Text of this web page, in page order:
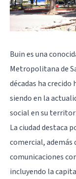
Buin es una
Metropolitana de
décadas ha
siendo en la
social en su
La ciudad destaca
comercial, además
comunicaciones
incluyendo la